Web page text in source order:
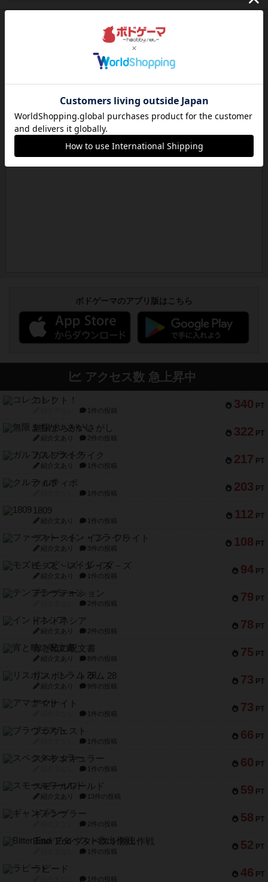
ボドゲーマのアプリ版はこちら
アクセス数 急上昇中
340 PT
コレクト！
1件の投稿
322 PT
無限まちがいさがし
紹介文あり 2件の投稿
217 PT
ガルフストライク
紹介文あり 1件の投稿
203 PT
クルティボ
1件の投稿
112 PT
1809
紹介文あり 1件の投稿
108 PT
ファースト・イン・フライト
紹介文あり 3件の投稿
94 PT
モズビ－ズ・レイダ－ズ
紹介文あり 1件の投稿
79 PT
テンプテーション
2件の投稿
78 PT
インドネシア
紹介文あり 2件の投稿
75 PT
宵と暁の呪文書
紹介文あり 8件の投稿
73 PT
リスボン・トラム 28
紹介文あり 9件の投稿
73 PT
アマナイト
1件の投稿
66 PT
ブラヴェスト
1件の投稿
60 PT
スペクタキュラー
1件の投稿
59 PT
スモールワールド
紹介文あり 13件の投稿
58 PT
ギャンブラー
2件の投稿
52 PT
Bitter End ブタペスト救出作戦
1件の投稿
46 PT
ラピード
1件の投稿